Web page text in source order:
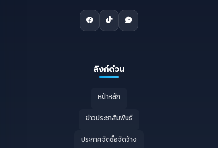
ลิงก์ด่วน
หน้าหลัก
ข่าวประชาสัมพันธ์
ประกาศจัดซื้อจัดจ้าง